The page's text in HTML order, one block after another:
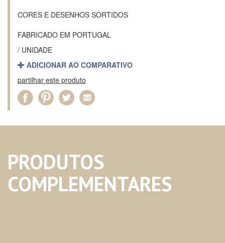
CORES E DESENHOS SORTIDOS
FABRICADO EM PORTUGAL
/ UNIDADE
ADICIONAR AO COMPARATIVO
partilhar este produto
PRODUTOS
COMPLEMENTARES